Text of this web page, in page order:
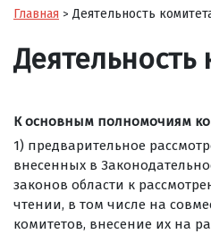
Главная > Деятельность
Деятельность
К основным полномочиям
1) предварительное
внесенных в
законов области к
чтении, в том числе на
комитетов, внесение их на